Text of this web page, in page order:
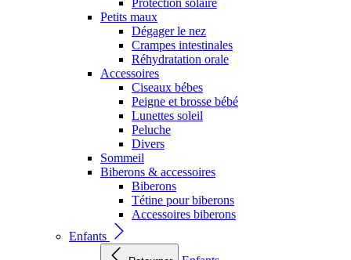
Protection solaire
Petits maux
Dégager le nez
Crampes intestinales
Réhydratation orale
Accessoires
Ciseaux bébes
Peigne et brosse bébé
Lunettes soleil
Peluche
Divers
Sommeil
Biberons & accessoires
Biberons
Tétine pour biberons
Accessoires biberons
Enfants